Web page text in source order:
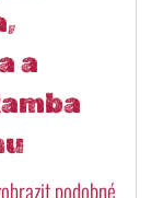
a
podobné